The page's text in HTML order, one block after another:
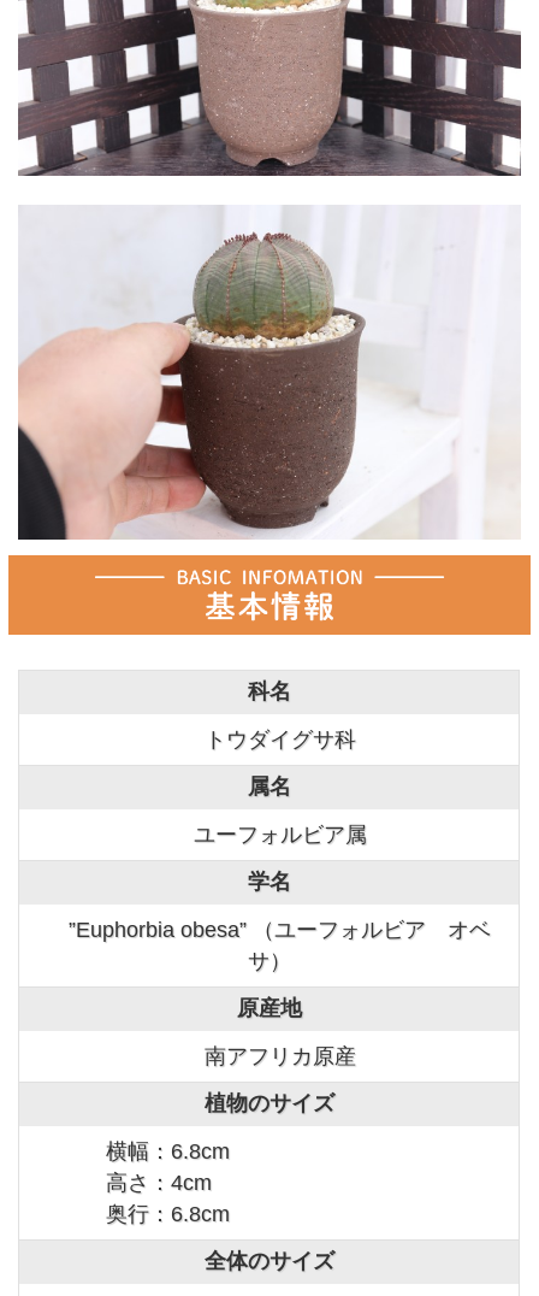
科名
トウダイグサ科
属名
ユーフォルビア属
学名
”Euphorbia obesa” （ユーフォルビア オベ
サ）
原産地
南アフリカ原産
植物のサイズ
横幅：6.8cm
高さ：4cm
奥行：6.8cm
全体のサイズ